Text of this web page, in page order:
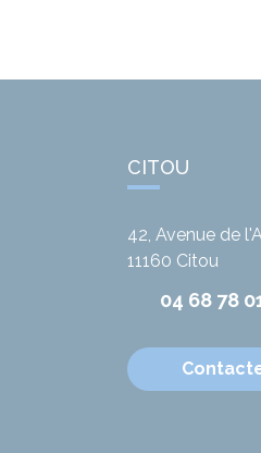
CITOU
42, Avenue de
11160 Citou
04 68 78